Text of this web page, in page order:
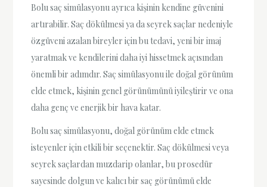
Bolu saç simülasyonu ayrıca kişinin kendine güvenini
artırabilir. Saç dökülmesi ya da seyrek saçlar nedeniyle
özgüveni azalan bireyler için bu tedavi, yeni bir imaj
yaratmak ve kendilerini daha iyi hissetmek açısından
önemli bir adımdır. Saç simülasyonu ile doğal görünüm
elde etmek, kişinin genel görünümünü iyileştirir ve ona
daha genç ve enerjik bir hava katar.
Bolu saç simülasyonu, doğal görünüm elde etmek
isteyenler için etkili bir seçenektir. Saç dökülmesi veya
seyrek saçlardan muzdarip olanlar, bu prosedür
sayesinde dolgun ve kalıcı bir saç görünümü elde